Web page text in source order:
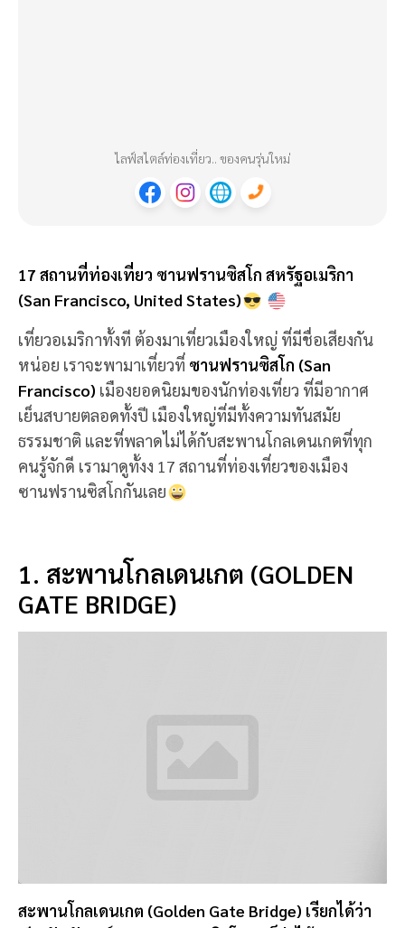
ไลฟ์สไตล์ท่องเที่ยว.. ของคนรุ่นใหม่
17 สถานที่ท่องเที่ยว ซานฟรานซิสโก สหรัฐอเมริกา
(San Francisco, United States)
เที่ยวอเมริกาทั้งที ต้องมาเที่ยวเมืองใหญ่ ที่มีชื่อเสียงกัน
หน่อย เราจะพามาเที่ยวที่ ซานฟรานซิสโก (San
Francisco) เมืองยอดนิยมของนักท่องเที่ยว ที่มีอากาศ
เย็นสบายตลอดทั้งปี เมืองใหญ่ที่มีทั้งความทันสมัย
ธรรมชาติ และที่พลาดไม่ได้กับสะพานโกลเดนเกตที่ทุก
คนรู้จักดี เรามาดูทั้งง 17 สถานที่ท่องเที่ยวของเมือง
ซานฟรานซิสโกกันเลย
1. สะพานโกลเดนเกต (GOLDEN
GATE BRIDGE)
เป็นสัญลักษณ์ของซานฟรานซิสโกเลยก็ว่าได้ เพราะ
สะพานแห่งนี้ มีขนาดใหญ่ มองเห็นไกลๆ ยังชัดเจน